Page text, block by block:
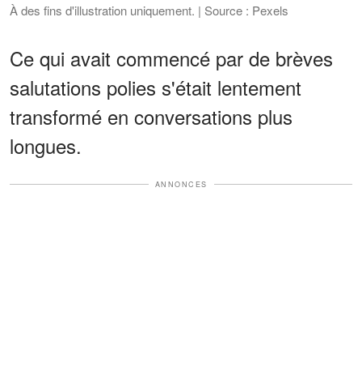
À des fins d'illustration uniquement. | Source : Pexels
Ce qui avait commencé par de brèves
salutations polies s'était lentement
transformé en conversations plus
longues.
ANNONCES